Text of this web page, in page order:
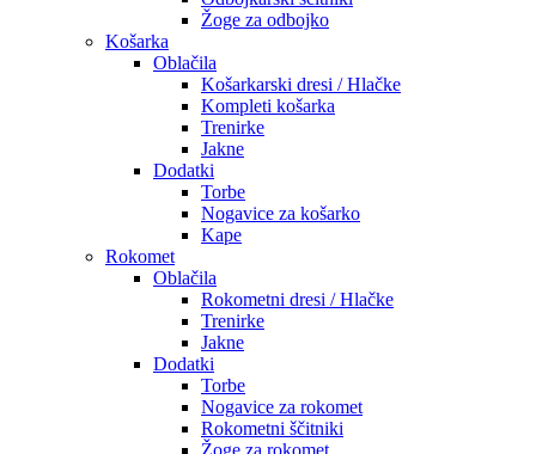
Žoge za odbojko
Košarka
Oblačila
Košarkarski dresi / Hlačke
Kompleti košarka
Trenirke
Jakne
Dodatki
Torbe
Nogavice za košarko
Kape
Rokomet
Oblačila
Rokometni dresi / Hlačke
Trenirke
Jakne
Dodatki
Torbe
Nogavice za rokomet
Rokometni ščitniki
Žoge za rokomet